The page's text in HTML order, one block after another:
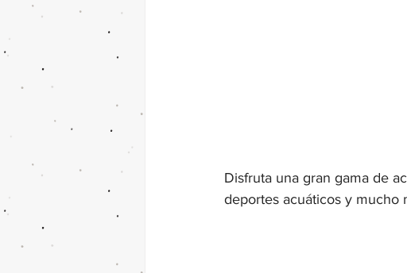
Disfruta una gran gama de
deportes acuáticos y mucho